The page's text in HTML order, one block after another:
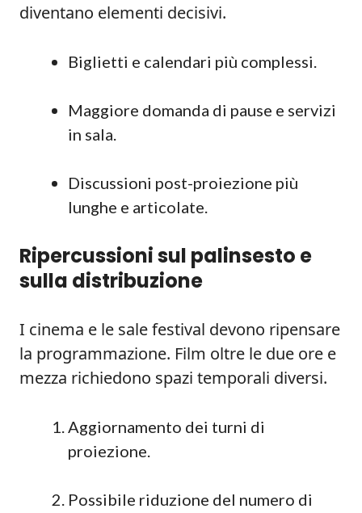
diventano elementi decisivi.
Biglietti e calendari più complessi.
Maggiore domanda di pause e servizi
in sala.
Discussioni post-proiezione più
lunghe e articolate.
Ripercussioni sul palinsesto e
sulla distribuzione
I cinema e le sale festival devono ripensare
la programmazione. Film oltre le due ore e
mezza richiedono spazi temporali diversi.
Aggiornamento dei turni di
proiezione.
Possibile riduzione del numero di